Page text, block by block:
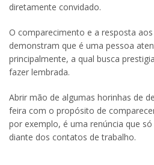
diretamente convidado.
O comparecimento e a resposta
demonstram que é uma pessoa
principalmente, a qual busca
fazer lembrada.
Abrir mão de algumas horinhas de
feira com o propósito de
por exemplo, é uma renúncia que
diante dos contatos de trabalho.